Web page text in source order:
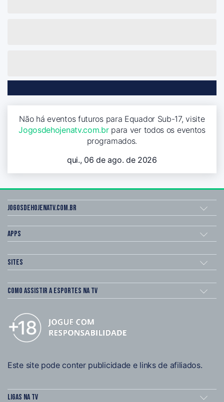
Não há eventos futuros para Equador Sub-17, visite
Jogosdehojenatv.com.brpara ver todos os eventos
programados.
qui., 06 de ago. de 2026
Jogosdehojenatv.com.br
Apps
Sites
Como assistir a esportes na TV
Este site pode conter publicidade e links de afiliados.
Ligas na TV